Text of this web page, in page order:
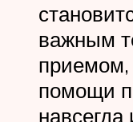
важным
помощи
навсегда